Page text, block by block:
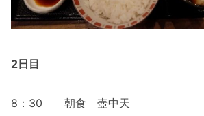
2日目
8：30 朝食 壺中天